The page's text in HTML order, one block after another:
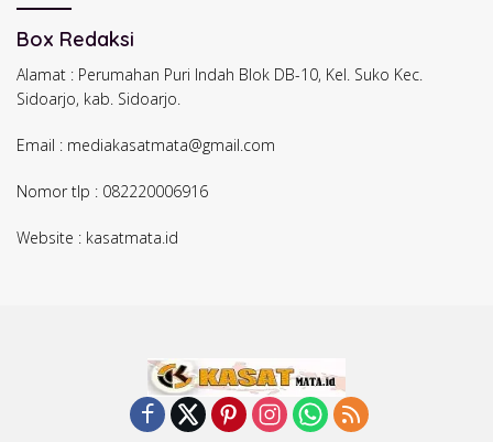
Box Redaksi
Alamat : Perumahan Puri Indah Blok DB-10, Kel. Suko Kec.
Sidoarjo, kab. Sidoarjo.
Email : mediakasatmata@gmail.com
Nomor tlp : 082220006916
Website : kasatmata.id